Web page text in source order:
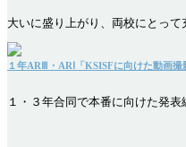
大いに盛り上がり、両校にとって
１年ARⅢ・ARⅠ「KSISFに向けた動画撮
１・３年合同で本番に向けた発